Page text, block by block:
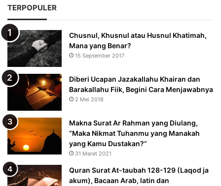
TERPOPULER
Chusnul, Khusnul atau Husnul Khatimah,
Mana yang Benar?
15 September 2017
Diberi Ucapan Jazakallahu Khairan dan
Barakallahu Fiik, Begini Cara Menjawabnya
2 Mei 2018
Makna Surat Ar Rahman yang Diulang,
“Maka Nikmat Tuhanmu yang Manakah
yang Kamu Dustakan?”
31 Maret 2021
Quran Surat At-taubah 128-129 (Laqod ja
akum), Bacaan Arab, latin dan